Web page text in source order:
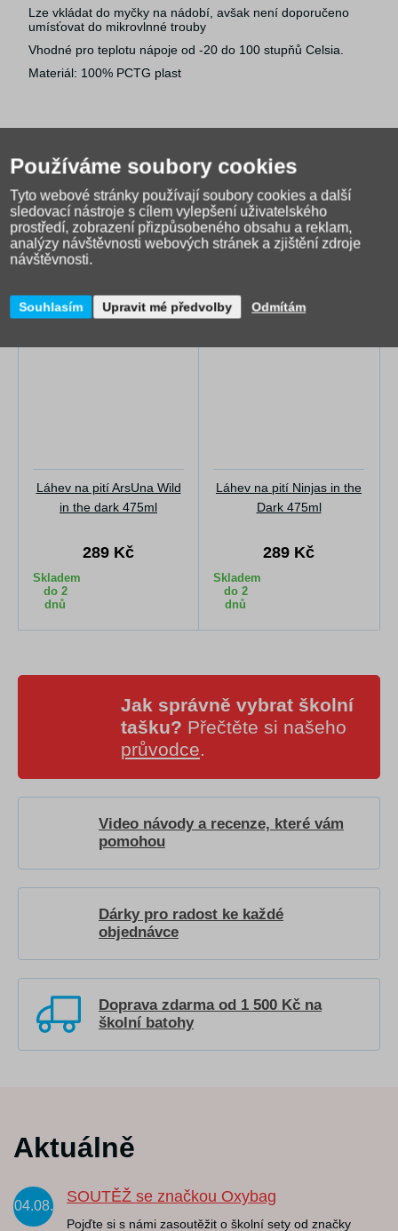
Lze vkládat do myčky na nádobí, avšak není doporučeno
umísťovat do mikrovlnné trouby
Vhodné pro teplotu nápoje od -20 do 100 stupňů Celsia.
Materiál: 100% PCTG plast
Alternativní zboží
Láhev na pití ArsUna Wild
in the dark 475ml
289 Kč
Skladem
do 2
dnů
Láhev na pití Ninjas in the
Dark 475ml
289 Kč
Skladem
do 2
dnů
Jak správně vybrat školní
tašku? Přečtěte si našeho
průvodce.
Video návody a recenze, které vám
pomohou
Dárky pro radost ke každé
objednávce
Doprava zdarma od 1 500 Kč na
školní batohy
Aktuálně
04.08.
SOUTĚŽ se značkou Oxybag
Pojďte si s námi zasoutěžit o školní sety od značky
Používáme soubory cookies
Tyto webové stránky používají soubory cookies a další
sledovací nástroje s cílem vylepšení uživatelského
prostředí, zobrazení přizpůsobeného obsahu a reklam,
analýzy návštěvnosti webových stránek a zjištění zdroje
návštěvnosti.
Souhlasím Upravit mé předvolby Odmítám